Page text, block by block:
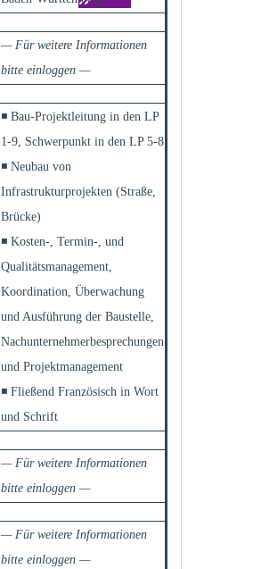
— Für weitere Informationen
bitte einloggen —
◾ Bau-Projektleitung in den LP
1-9, Schwerpunkt in den LP 5-8
◾ Neubau von
Infrastrukturprojekten (Straße,
Brücke)
◾ Kosten-, Termin-, und
Qualitätsmanagement,
Koordination, Überwachung
und Ausführung der Baustelle,
Nachunternehmerbesprechungen
und Projektmanagement
◾ Fließend Französisch in Wort
und Schrift
— Für weitere Informationen
bitte einloggen —
— Für weitere Informationen
bitte einloggen —